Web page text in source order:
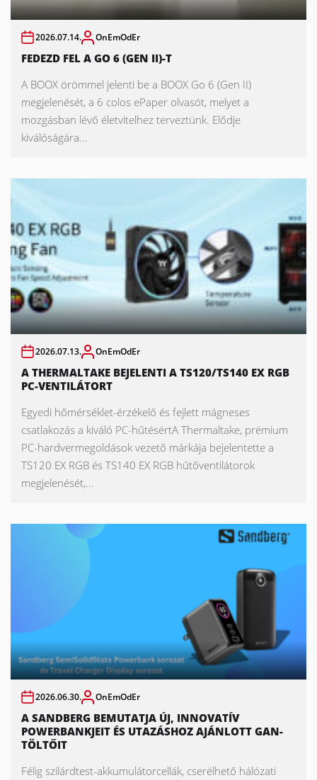
2026.07.14. OnEmOdEr
FEDEZD FEL A GO 6 (GEN II)-T
A BOOX örömmel jelenti be a BOOX Go 6 (Gen II)
megjelenését, a 6 colos ePaper olvasót, melyet a
mozgásban lévő életvitelhez terveztünk. Elődje
kiválóságára...
2026.07.13. OnEmOdEr
A THERMALTAKE BEJELENTI A TS120/TS140 EX RGB
PC-VENTILÁTORT
Egyedi hőmérséklet-érzékelő és fejlett mágneses
csatlakozás a kiváló PC-hűtésértA Thermaltake, prémium
PC-hardvermegoldások vezető márkája bejelentette a
TS120 EX RGB és TS140 EX RGB hűtőventilátorok
megjelenését,...
2026.06.30. OnEmOdEr
A SANDBERG BEMUTATJA ÚJ, INNOVATÍV
POWERBANKJEIT ÉS UTAZÁSHOZ AJÁNLOTT GAN-
TÖLTŐIT
Félig szilárdtest-akkumulátorcellák, cserélhető hálózati